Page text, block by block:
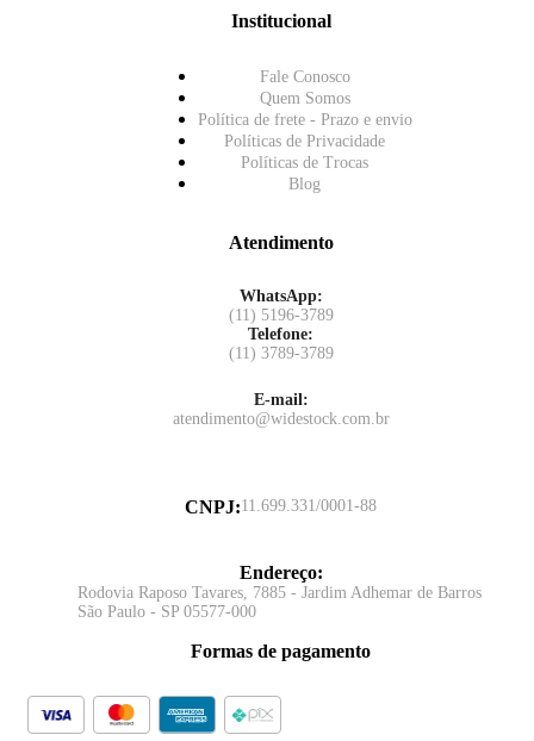
Institucional
Fale Conosco
Quem Somos
Política de frete - Prazo e envio
Políticas de Privacidade
Políticas de Trocas
Blog
Atendimento
WhatsApp:
(11) 5196-3789
Telefone:
(11) 3789-3789
E-mail:
atendimento@widestock.com.br
CNPJ:11.699.331/0001-88
Endereço:
Rodovia Raposo Tavares, 7885 - Jardim Adhemar de Barros
São Paulo - SP 05577-000
Formas de pagamento